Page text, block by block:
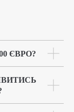
ЄВРО?